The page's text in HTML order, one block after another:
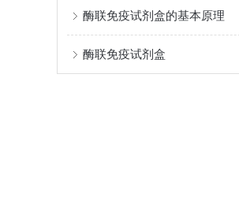
酶联免疫试剂盒的基本原理
酶联免疫试剂盒